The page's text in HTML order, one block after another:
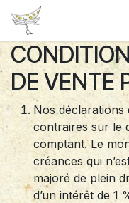
Se rendre au contenu
DE VENTE
Nos déclarations
contraires sur le
comptant. Le
créances qui
majoré de plein
d’un intérêt de 1